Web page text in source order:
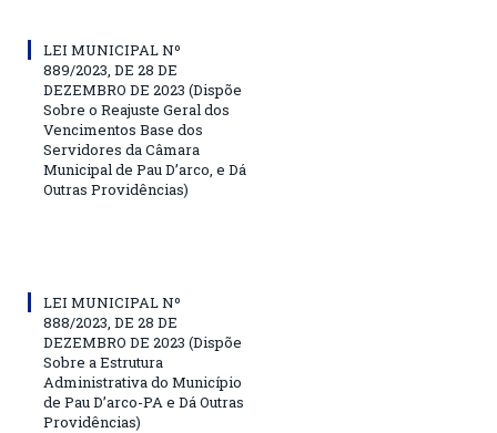
LEI MUNICIPAL Nº
889/2023, DE 28 DE
DEZEMBRO DE 2023 (Dispõe
Sobre o Reajuste Geral dos
Vencimentos Base dos
Servidores da Câmara
Municipal de Pau D’arco, e Dá
Outras Providências)
LEI MUNICIPAL Nº
888/2023, DE 28 DE
DEZEMBRO DE 2023 (Dispõe
Sobre a Estrutura
Administrativa do Município
de Pau D’arco-PA e Dá Outras
Providências)